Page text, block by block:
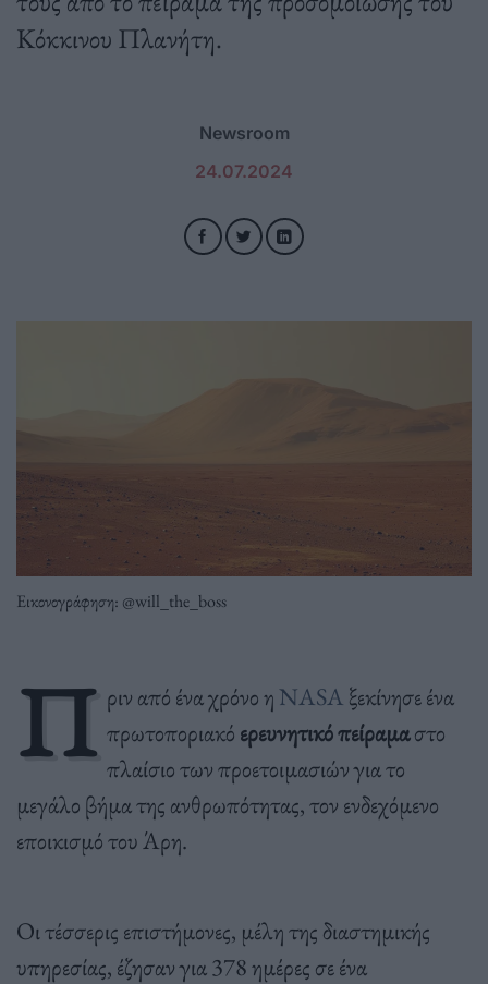
Κόκκινου Πλανήτη.
Newsroom
24.07.2024
Εικονογράφηση: @will_the_boss
Π ριν από ένα χρόνο η NASA ξεκίνησε ένα
πρωτοποριακό ερευνητικό πείραμαστο
πλαίσιο των προετοιμασιών για το
μεγάλο βήμα της ανθρωπότητας, τον ενδεχόμενο
εποικισμό του Άρη.
Οι τέσσερις επιστήμονες, μέλη της διαστημικής
υπηρεσίας, έζησαν για 378 ημέρες σε ένα